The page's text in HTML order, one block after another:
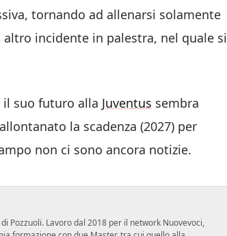
tornando ad allenarsi solamente
incidente in palestra, nel quale si
il suo futuro alla Juventus sembra
la scadenza (2027) per
non ci sono ancora notizie.
Pozzuoli. Lavoro dal 2018 per il network Nuovevoci,